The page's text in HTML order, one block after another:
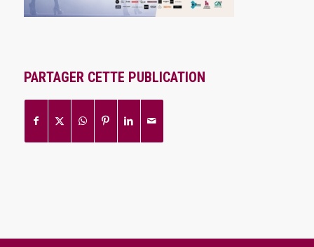
PARTAGER CETTE PUBLICATION